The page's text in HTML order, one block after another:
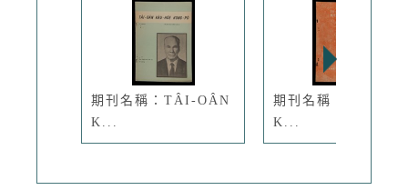
期刊名稱：TÂI-OÂN
K...
期刊名稱：TÂI-
K...